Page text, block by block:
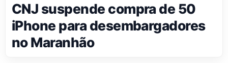
CNJ suspende compra de 50
iPhone para desembargadores
no Maranhão